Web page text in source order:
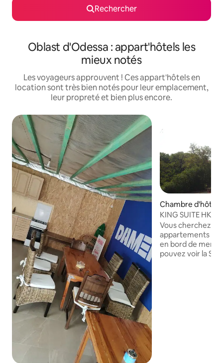
Rechercher
Oblast d'Odessa : appart'hôtels les
mieux notés
Les voyageurs approuvent ! Ces appart'hôtels en
location sont très bien notés pour leur emplacement,
leur propreté et bien plus encore.
Chambre d'hôtel
KING SUITE HK,
étage,
Vous cherchez
appartements
en bord de mer ? Sur la photo, vous
pouvez voir la